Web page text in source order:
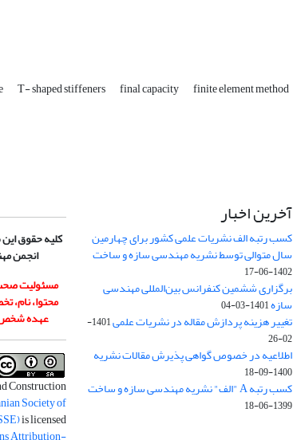
T- shaped stiffeners final capacity finite element method
آخرین اخبار
کسب رتبه الف نشریات علمی کشور برای چهارمین
سال متوالی توسط نشریه مهندسی سازه و ساخت
1402-06-17
برگزاری ششمین کنفرانس بین‌المللی مهندسی
سازه1401-03-04
تغییر هزینه پردازش مقاله در نشریات علمی
1401-
02-26
اطلاعیه در خصوص گواهی پذیرش مقالات نشریه
1400-09-18
کسب رتبه A "الف" نشریه مهندسی سازه و ساخت
1399-06-18
کلیه حقوق
انجمن
مسئولیت
محتوا، نام،
عهده شخص
Construction
Society of
is licensed